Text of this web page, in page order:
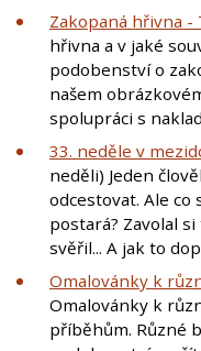
Zakopaná hřivna -
hřivna a v jaké
podobenství o
našem
spolupráci s
33. neděle v
neděli) Jeden
odcestovat. Ale co
postará? Zavolal
svěřil... A jak to
Omalovánky k
Omalovánky k
příběhům. Různé